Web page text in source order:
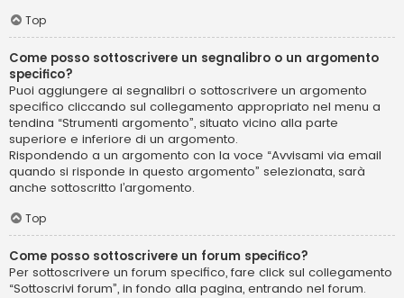
Top
Come posso sottoscrivere un segnalibro o un argomento
specifico?
Puoi aggiungere ai segnalibri o sottoscrivere un argomento
specifico cliccando sul collegamento appropriato nel menu a
tendina “Strumenti argomento”, situato vicino alla parte
superiore e inferiore di un argomento.
Rispondendo a un argomento con la voce “Avvisami via email
quando si risponde in questo argomento” selezionata, sarà
anche sottoscritto l’argomento.
Top
Come posso sottoscrivere un forum specifico?
Per sottoscrivere un forum specifico, fare click sul collegamento
“Sottoscrivi forum”, in fondo alla pagina, entrando nel forum.